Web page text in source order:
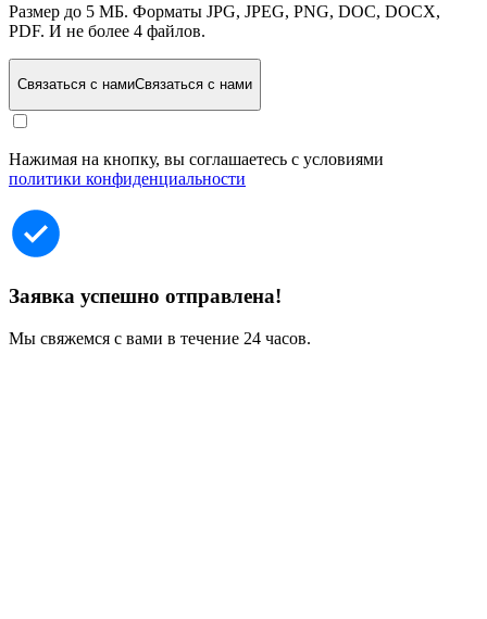
Размер до 5 МБ. Форматы JPG, JPEG, PNG, DOC, DOCX,
PDF. И не более 4 файлов.
Связаться с намиСвязаться с нами
Нажимая на кнопку, вы соглашаетесь с условиями
политики конфиденциальности
Заявка успешно отправлена!
Мы свяжемся с вами в течение 24 часов.